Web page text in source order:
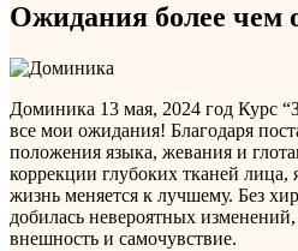
Ожидания более чем
Доминика 13 мая, 2024 год Курс
все мои ожидания! Благодаря
положения языка, жевания и
коррекции глубоких тканей лица,
жизнь меняется к лучшему. Без
добилась невероятных
внешность и самочувствие.